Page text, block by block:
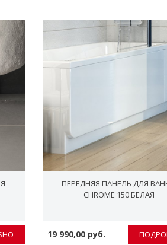
ПЕРЕДНЯЯ ПАНЕЛЬ ДЛЯ
CHROME 150 БЕЛАЯ
19 990,00 руб.